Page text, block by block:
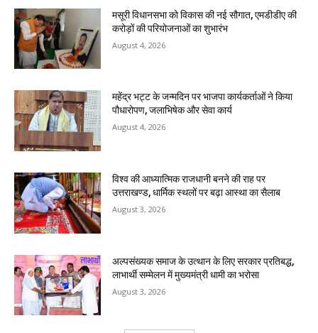
मसूरी विधानसभा को विकास की नई सौगात, एमडीडीए की
करोड़ों की परियोजनाओं का शुभारंभ
August 4, 2026
महेंद्र भट्ट के जन्मदिन पर भाजपा कार्यकर्ताओं ने किया
पौधारोपण, जलाभिषेक और सेवा कार्य
August 4, 2026
विश्व की आध्यात्मिक राजधानी बनने की राह पर
उत्तराखण्ड, धार्मिक स्थलों पर बढ़ा आस्था का सैलाब
August 3, 2026
अल्पसंख्यक समाज के उत्थान के लिए सरकार प्रतिबद्ध,
लाभार्थी सम्मेलन में मुख्यमंत्री धामी का भरोसा
August 3, 2026